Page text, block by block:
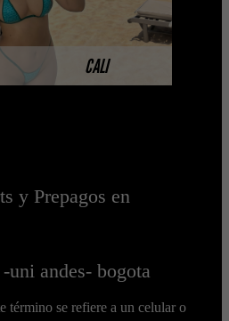
CALI
y Prepagos en
uni andes- bogota
término se refiere a un celular o